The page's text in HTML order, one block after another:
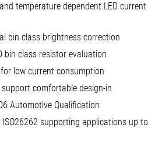
temperature dependent LED current
bin class brightness correction
bin class resistor evaluation
low current consumption
comfortable design-in
Automotive Qualification
ISO26262 supporting applications up to